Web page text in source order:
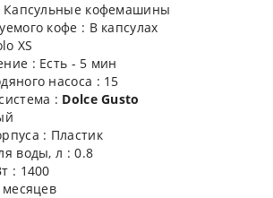
Капсульные кофемашины
кофе : В капсулах
XS
: Есть - 5 мин
насоса : 15
: Dolce Gusto
: Пластик
воды, л : 0.8
: 1400